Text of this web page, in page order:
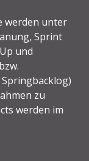
werden unter
Sprint
und
zu
werden im